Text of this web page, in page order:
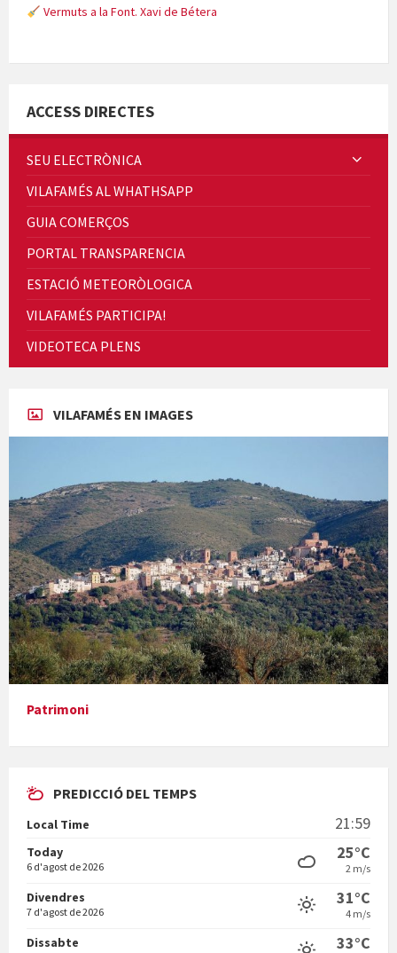
Vermuts a la Font. Xavi de Bétera
Quintà Culroja
Cicle de Cine i Dones rurals
Concerts al Museu
Presentació del llibre &quot;La mare&quot;, d'Emma Zafon
En Bum
Vermuts a la Font. Hit parit
ACCESS DIRECTES
SEU ELECTRÒNICA
VILAFAMÉS AL WHATHSAPP
GUIA COMERÇOS
PORTAL TRANSPARENCIA
ESTACIÓ METEORÒLOGICA
VILAFAMÉS PARTICIPA!
VIDEOTECA PLENS
VILAFAMÉS EN IMAGES
Patrimoni
PREDICCIÓ DEL TEMPS
Local Time 21:59
Today
6 d'agost de 2026
25°C
2 m/s
Divendres
7 d'agost de 2026
31°C
4 m/s
Dissabte 33°C